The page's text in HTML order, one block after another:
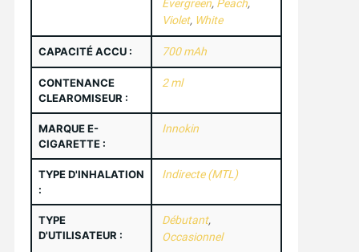
Evergreen, Peach,
Violet, White
CAPACITÉ ACCU : 700 mAh
CONTENANCE
CLEAROMISEUR :
2 ml
MARQUE E-
CIGARETTE :
Innokin
TYPE D'INHALATION
:
Indirecte (MTL)
TYPE
D'UTILISATEUR :
Débutant,
Occasionnel